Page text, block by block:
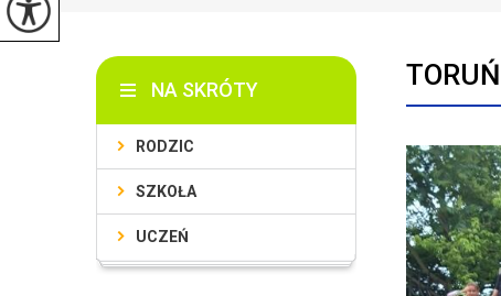
NA SKRÓTY
RODZIC
SZKOŁA
UCZEŃ